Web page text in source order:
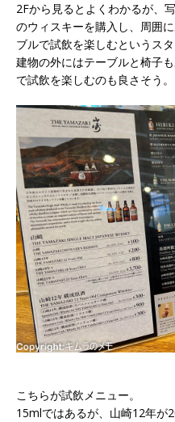
2Fから見るとよくわかるが、
のウィスキーを購入し、周囲
ブルで試飲を楽しむというスタ
建物の外にはテーブルと椅子
で試飲を楽しむのも良さそう。
こちらが試飲メニュー。
15mlではあるが、山崎12年が